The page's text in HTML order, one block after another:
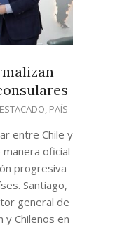
, PAÍS
entre Chile y
oficial
progresiva
Santiago,
general de
y Chilenos en